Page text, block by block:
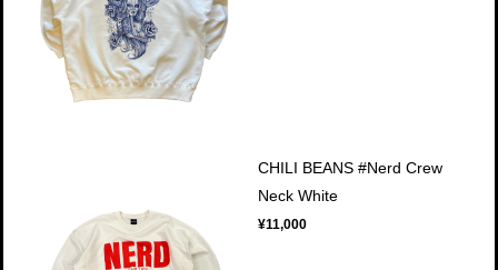
CHILI BEANS #Nerd Crew
Neck White
¥11,000